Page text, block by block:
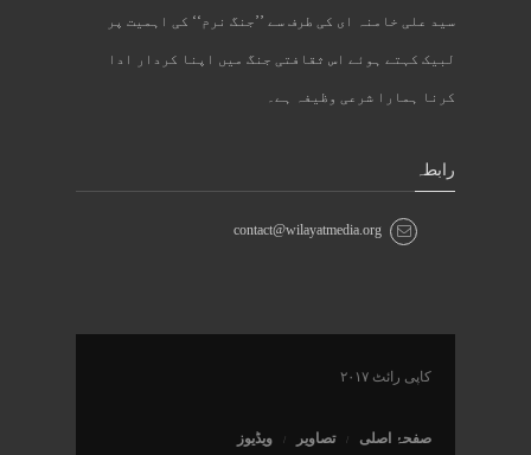
سید علی خامنہ ای کی طرف سے ’’جنگ نرم‘‘ کی اہمیت پر
لبیک کہتے ہوئے اس ثقافتی جنگ میں اپنا کردار ادا
کرنا ہمارا شرعی وظیفہ ہے۔
رابطہ
contact@wilayatmedia.org
کاپی رائٹ ۲۰۱۷
صفحۂ اصلی تصاویر ویڈیوز